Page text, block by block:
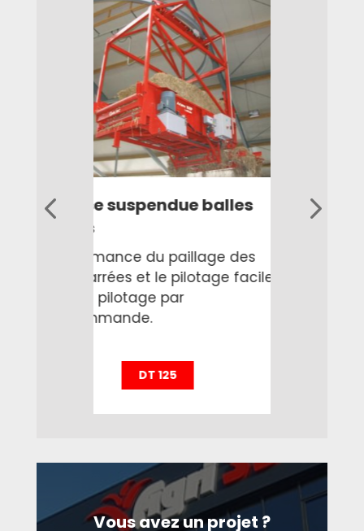
Pailleuse suspendue balles
La performance du paillage des
bottes carrées et le pilotage facile
grâce au pilotage par
radiocommande.
Vous avez un projet ?